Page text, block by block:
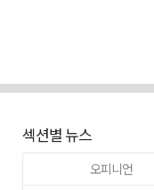
섹션별 뉴스
오피니언